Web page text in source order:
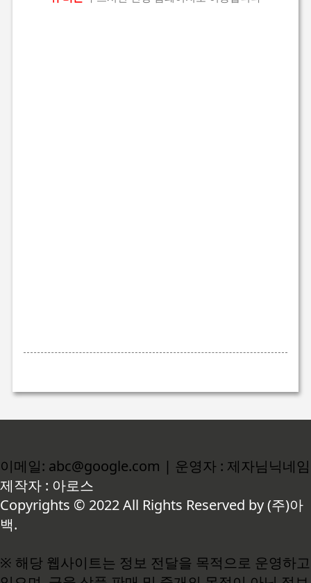
이메일: abc@google.com | 운영자 : 제자님닉네임
제작자 : 아로스
Copyrights © 2022 All Rights Reserved by (주)아
백.
※ 해당 웹사이트는 정보 전달을 목적으로 운영하고